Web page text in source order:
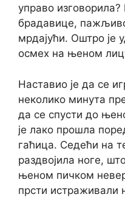
управо изговорила?
брадавице,
мрдајући. Оштро је
осмех на њеном
Наставио је да се
неколико минута
да се спусти до
је лако прошла
гаћица. Седећи на
раздвојила ноге,
њеном пичком
прсти истраживали